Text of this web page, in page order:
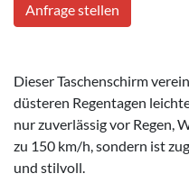
Anfrage stellen
Dieser Taschenschirm
düsteren Regentagen
nur zuverlässig vor Regen,
zu 150 km/h, sondern ist
und stilvoll.